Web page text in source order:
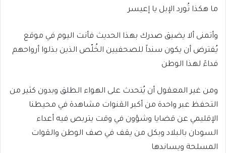
ما هكذا تُورد الإبل يا إعيسر
وأتمنى ألا يضيق صدرك بهذا الحديث فأنت اليوم في موقع
يُفترض أن يكون سنداً للصحفيين الخُلّص الذين بذلوا أرواحهم
فداءً لهذا الوطن
ومن غير المعقول أن يُتحدث على الهواء الطلق وبدون كثير من
التحفظ عبر واحدة من أكبر القنوات مشاهدة في محيطنا
الإقليمي عن قضايا وشؤون في وقت يتربص فيه أعداء
السودان بالبلاد وبكل من يقف في صف الوطن والقوات
المسلحة ويساندها